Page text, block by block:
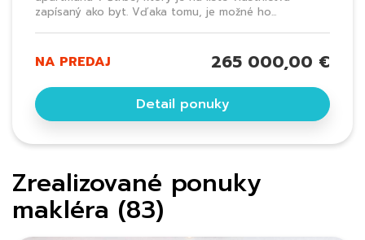
zapísaný ako byt. Vďaka tomu, je možné ho...
NA PREDAJ 265 000,00 €
Detail ponuky
Zrealizované ponuky
makléra (83)